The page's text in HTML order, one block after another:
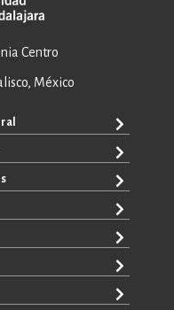
Centro
México